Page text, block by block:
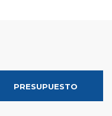
PRESUPUESTO